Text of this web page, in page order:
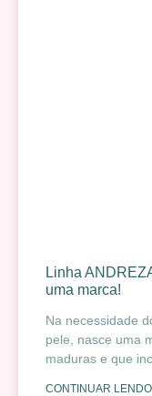
Linha
uma marca!
Na necessidade
pele, nasce uma
maduras e que
CONTINUAR